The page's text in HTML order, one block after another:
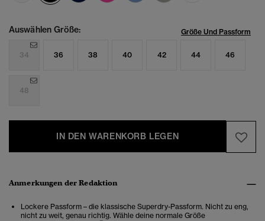
Auswählen Größe: Größe Und Passform
34 36 38 40 42 44 46
48
IN DEN WARENKORB LEGEN
Anmerkungen der Redaktion
Lockere Passform – die klassische Superdry-Passform. Nicht zu eng,
nicht zu weit, genau richtig. Wähle deine normale Größe